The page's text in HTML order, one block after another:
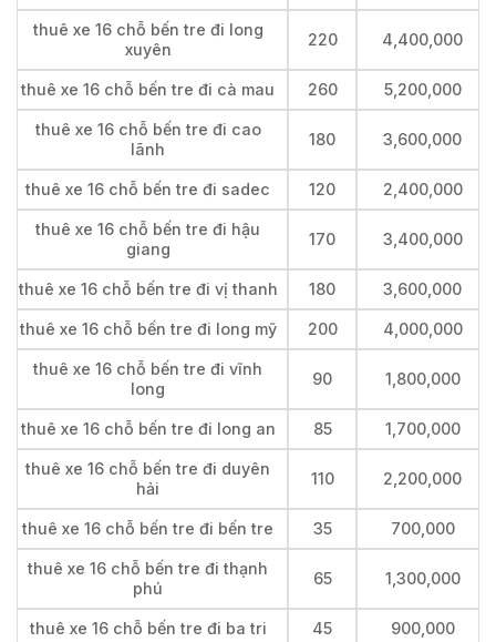
thuê xe 16 chỗ bến tre đi long
xuyên
220 4,400,000
thuê xe 16 chỗ bến tre đi cà mau 260 5,200,000
thuê xe 16 chỗ bến tre đi cao
lãnh
180 3,600,000
thuê xe 16 chỗ bến tre đi sadec 120 2,400,000
thuê xe 16 chỗ bến tre đi hậu
giang
170 3,400,000
thuê xe 16 chỗ bến tre đi vị thanh 180 3,600,000
thuê xe 16 chỗ bến tre đi long mỹ 200 4,000,000
thuê xe 16 chỗ bến tre đi vĩnh
long
90 1,800,000
thuê xe 16 chỗ bến tre đi long an 85 1,700,000
thuê xe 16 chỗ bến tre đi duyên
hải
110 2,200,000
thuê xe 16 chỗ bến tre đi bến tre 35 700,000
thuê xe 16 chỗ bến tre đi thạnh
phú
65 1,300,000
thuê xe 16 chỗ bến tre đi ba tri 45 900,000